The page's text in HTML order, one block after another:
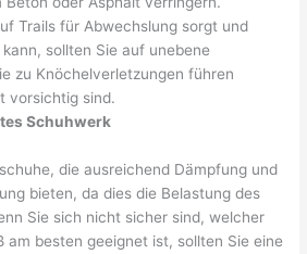
Trails für Abwechslung sorgt und
sollten Sie auf unebene
zu Knöchelverletzungen führen
vorsichtig sind.
Schuhwerk
die ausreichend Dämpfung und
bieten, da dies die Belastung des
Sie sich nicht sicher sind, welcher
am besten geeignet ist, sollten Sie eine